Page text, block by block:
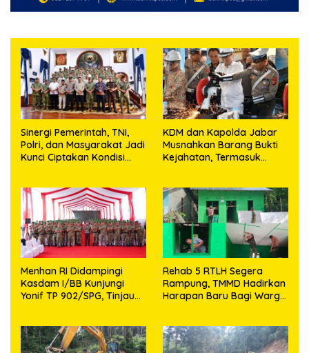
Sinergi Pemerintah, TNI,
Polri, dan Masyarakat Jadi
Kunci Ciptakan Kondisi
KDM dan Kapolda Jabar
Musnahkan Barang Bukti
Kejahatan, Termasuk
Menhan RI Didampingi
Kasdam I/BB Kunjungi
Yonif TP 902/SPG, Tinjau
Rehab 5 RTLH Segera
Rampung, TMMD Hadirkan
Harapan Baru Bagi Warga